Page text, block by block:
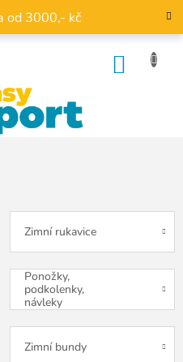
od 3000,- kč
Zimní rukavice
Ponožky,
podkolenky,
návleky
Zimní bundy